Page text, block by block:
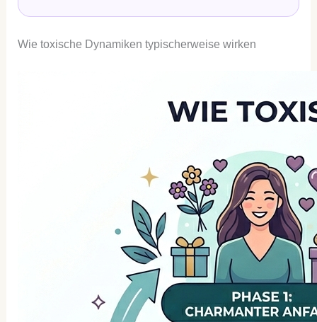
Wie toxische Dynamiken typischerweise wirken